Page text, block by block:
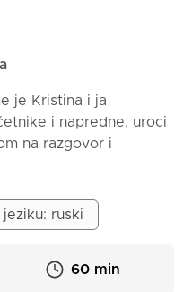
je Kristina i ja
i napredne, uroci
na razgovor i
i učusću u Germaniji
jeziku: ruski
60 min